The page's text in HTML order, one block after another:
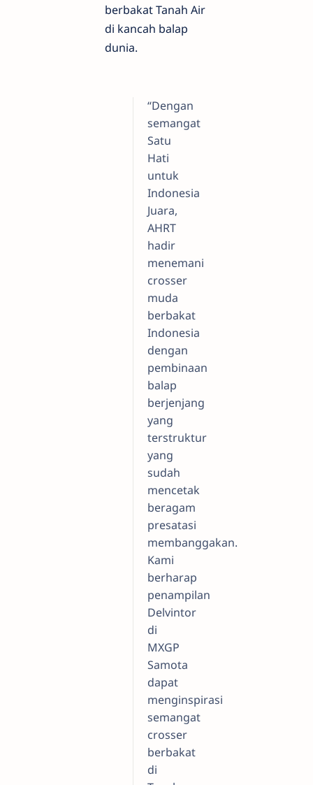
berbakat Tanah Air
di kancah balap
dunia.
“Dengan
semangat
Satu
Hati
untuk
Indonesia
Juara,
AHRT
hadir
menemani
crosser
muda
berbakat
Indonesia
dengan
pembinaan
balap
berjenjang
yang
terstruktur
yang
sudah
mencetak
beragam
presatasi
membanggakan.
Kami
berharap
penampilan
Delvintor
di
MXGP
Samota
dapat
menginspirasi
semangat
crosser
berbakat
di